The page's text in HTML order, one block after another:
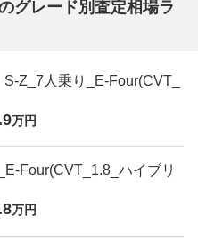
グレード別査定相場ラ
Z_7人乗り_E-Four(CVT_
万円
Four(CVT_1.8_ハイブリ
万円